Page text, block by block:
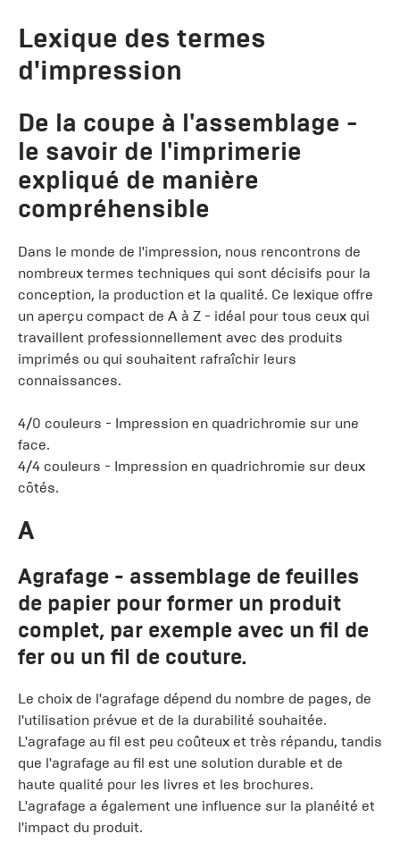
Lexique des termes
d'impression
De la coupe à l'assemblage -
le savoir de l'imprimerie
expliqué de manière
compréhensible
Dans le monde de l'impression, nous rencontrons de
nombreux termes techniques qui sont décisifs pour la
conception, la production et la qualité. Ce lexique offre
un aperçu compact de A à Z - idéal pour tous ceux qui
travaillent professionnellement avec des produits
imprimés ou qui souhaitent rafraîchir leurs
connaissances.
4/0 couleurs - Impression en quadrichromie sur une
face.
4/4 couleurs - Impression en quadrichromie sur deux
côtés.
A
Agrafage - assemblage de feuilles
de papier pour former un produit
complet, par exemple avec un fil de
fer ou un fil de couture.
Le choix de l'agrafage dépend du nombre de pages, de
l'utilisation prévue et de la durabilité souhaitée.
L'agrafage au fil est peu coûteux et très répandu, tandis
que l'agrafage au fil est une solution durable et de
haute qualité pour les livres et les brochures.
L'agrafage a également une influence sur la planéité et
l'impact du produit.